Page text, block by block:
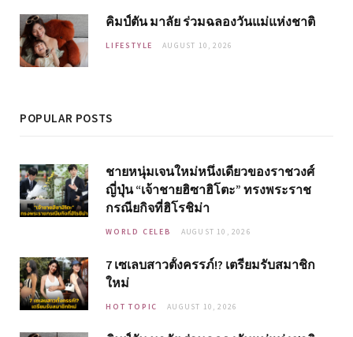
คิมป์ตัน มาลัย ร่วมฉลองวันแม่แห่งชาติ
LIFESTYLE AUGUST 10, 2026
POPULAR POSTS
ชายหนุ่มเจนใหม่หนึ่งเดียวของราชวงศ์
ญี่ปุ่น “เจ้าชายฮิซาฮิโตะ” ทรงพระราช
กรณียกิจที่ฮิโรชิม่า
WORLD CELEB AUGUST 10, 2026
7 เซเลบสาวตั้งครรภ์!? เตรียมรับสมาชิก
ใหม่
HOT TOPIC AUGUST 10, 2026